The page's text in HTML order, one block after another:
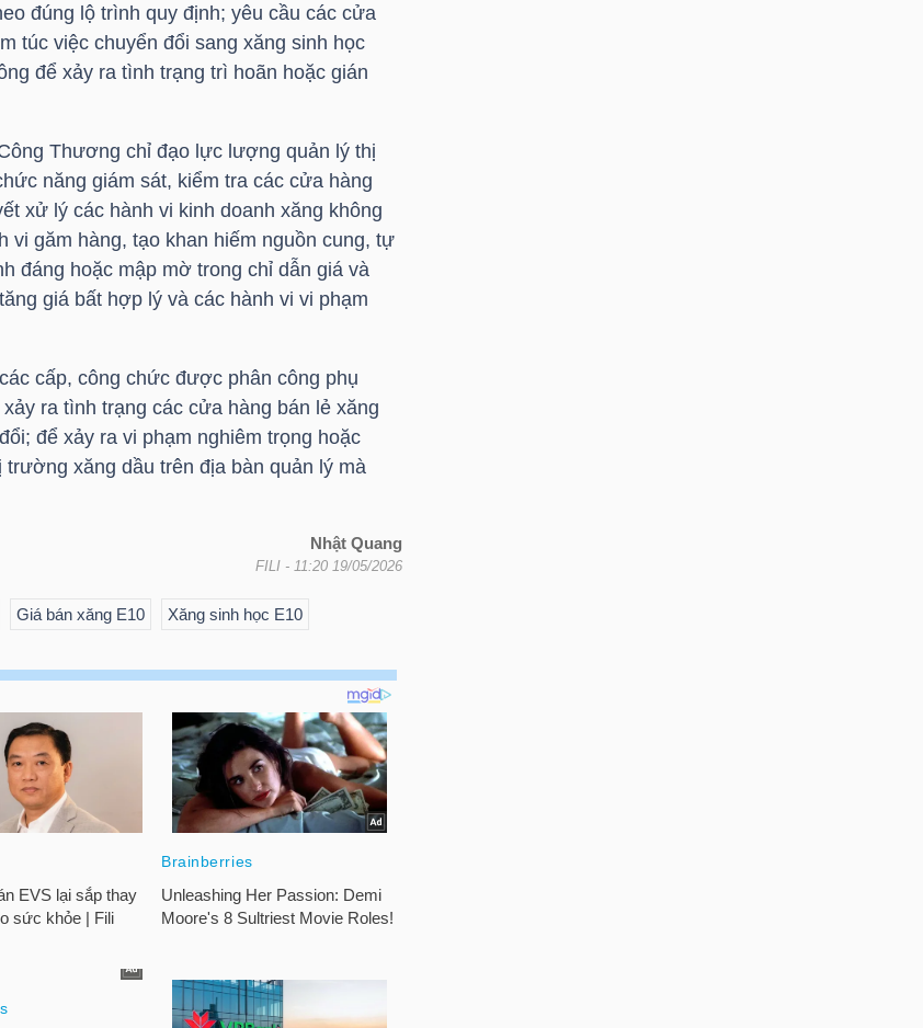
đúng lộ trình quy định; yêu cầu các cửa
túc việc chuyển đổi sang xăng sinh học
để xảy ra tình trạng trì hoãn hoặc gián
Thương chỉ đạo lực lượng quản lý thị
năng giám sát, kiểm tra các cửa hàng
xử lý các hành vi kinh doanh xăng không
vi găm hàng, tạo khan hiếm nguồn cung, tự
đáng hoặc mập mờ trong chỉ dẫn giá và
giá bất hợp lý và các hành vi vi phạm
cấp, công chức được phân công phụ
ra tình trạng các cửa hàng bán lẻ xăng
để xảy ra vi phạm nghiêm trọng hoặc
xăng dầu trên địa bàn quản lý mà
Nhật Quang
FILI - 11:20 19/05/2026
Giá bán xăng E10 Xăng sinh học E10